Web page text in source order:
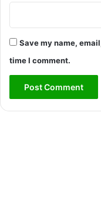
Save my name,
time I comment.